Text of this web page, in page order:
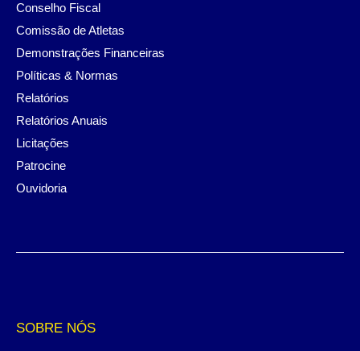
Conselho Fiscal
Comissão de Atletas
Demonstrações Financeiras
Políticas & Normas
Relatórios
Relatórios Anuais
Licitações
Patrocine
Ouvidoria
SOBRE NÓS